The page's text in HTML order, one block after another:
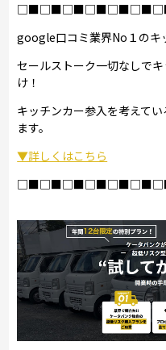
google口コミ業界No１のキ
セールストーク一切なしで
け！
キッチンカー参入を考えて
ます。
▼詳しくはこちら